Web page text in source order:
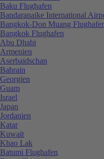
Baku Flughafen
Bandaranaike International
Bangkok-Don Muang
Bangkok Flughafen
Abu Dhabi
Armenien
Aserbaidschan
Bahrain
Georgien
Guam
Israel
Japan
Jordanien
Katar
Kuwait
Khao Lak
Batumi Flughafen